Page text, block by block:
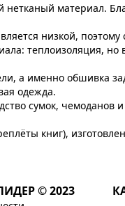
материал.
низкой,
теплоизоляция,
а именно обшивка
одежда.
сумок, чемоданов и
книг),
© 2023